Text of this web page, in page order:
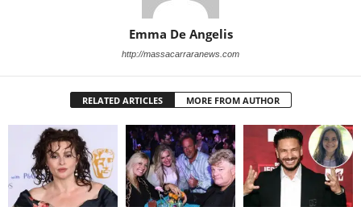
Emma De Angelis
http://massacarraranews.com
RELATED ARTICLES MORE FROM AUTHOR